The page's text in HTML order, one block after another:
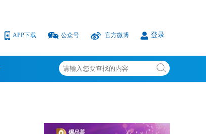
APP下载 公众号 官方微博 登录